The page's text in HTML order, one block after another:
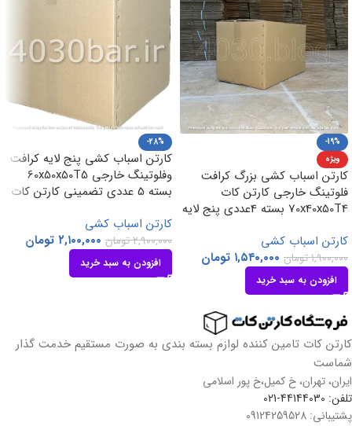
-19%
ویژه
کارتن اسباب کشی بزرگ کرافت
فلوتینگ خارجی کارتن کات
70x40x50T4 بسته 4عددی پنج لایه
کارتن اسباب کشی
۱,۹۰۰,۰۰۰تومان ۱,۵۴۰,۰۰۰ تومان
افزودن به سبد خرید
-28%
کارتن اسباب کشی پنج لایه کرافت
وفلوتینگ خارجی 60x50x50T5
بسته 5 عددی تضمینی کارتن کات
کارتن اسباب کشی
۲,۹۰۰,۰۰۰تومان ۲,۱۰۰,۰۰۰ تومان
افزودن به سبد خرید
کارتن کات تامین کننده لوازم بسته بندی به صورت مستقیم خدمت گذار
شماست
ایران، تهران، خ کمیل،خ پور اسلامی
تلفن: 44144030-021
پشتیبانی: 09124259528